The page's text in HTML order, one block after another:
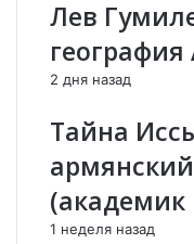
я
н
п
а
л
с
у
Лев
2 дня назад
Тайна
(академик
1 неделя назад